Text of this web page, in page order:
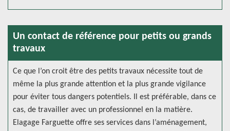
Un contact de référence pour petits ou grands
travaux
Ce que l’on croit être des petits travaux nécessite tout de
même la plus grande attention et la plus grande vigilance
pour éviter tous dangers potentiels. Il est préférable, dans ce
cas, de travailler avec un professionnel en la matière.
Elagage Farguette offre ses services dans l’aménagement,